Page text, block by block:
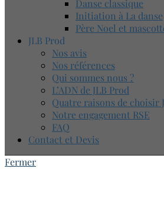
Danse classique
Initiation à La danse
Père Noel et
JLB Prod
Nos avis
Nos références
Qui sommes nous ?
L’ADN de JLB Prod
Quatre raisons de choisir
Notre engagement RSE
FAQ
Contact et Devis
Fermer